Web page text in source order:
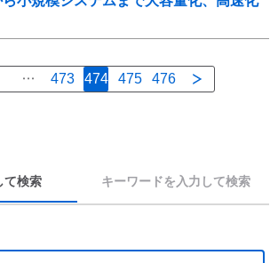
473 474 475 476
て検索 キーワードを入力して検索